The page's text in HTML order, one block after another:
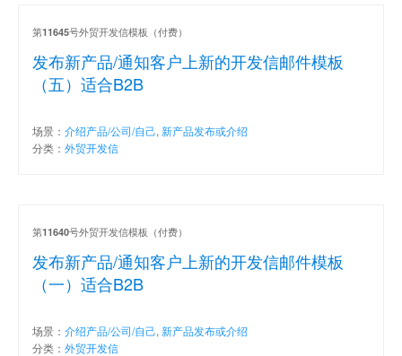
发布新产品/通知客户上新的开发信邮件模板
（五）适合B2B
第11645号外贸开发信模板（付费）
场景： 介绍产品/公司/自己, 新产品发布或介绍
分类： 外贸开发信
发布新产品/通知客户上新的开发信邮件模板
（一）适合B2B
第11640号外贸开发信模板（付费）
场景： 介绍产品/公司/自己, 新产品发布或介绍
分类： 外贸开发信